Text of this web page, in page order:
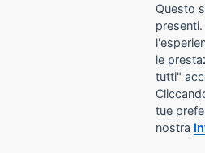
Impostazioni cookie
I prezzi indicati si
Questo
le
tutti"
tue
nostra